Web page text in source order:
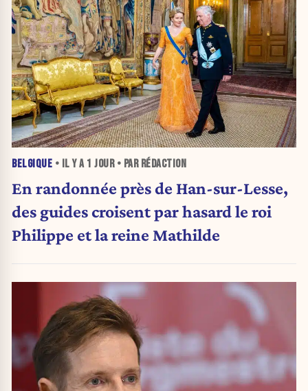
BELGIQUE • IL Y A 1 JOUR• PAR RÉDACTION
En randonnée près de Han-sur-Lesse,
des guides croisent par hasard le roi
Philippe et la reine Mathilde